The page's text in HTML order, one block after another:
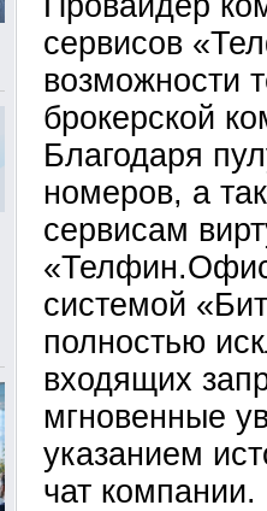
сервисов
возможности
брокерской
Благодаря
номеров, а
сервисам
системой
полностью
входящих
мгновенные
указанием
чат компании.